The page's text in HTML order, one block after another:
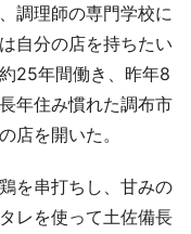
調理師の専門学校に
自分の店を持ちたい
25年間働き、昨年8
年住み慣れた調布市
店を開いた。
を串打ちし、甘みの
レを使って土佐備長